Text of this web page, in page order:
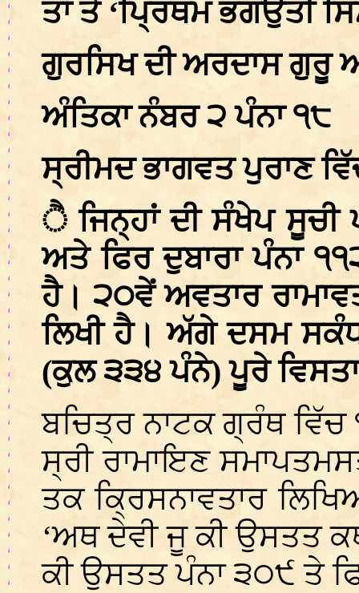
ਤਾਂ ਤੇ ‘ਪ੍ਰਿਥਮ ਭਗਉਤੀ
ਗੁਰਸਿਖ ਦੀ ਅਰਦਾਸ ਗੁਰੂ
ਅੰਤਿਕਾ ਨੰਬਰ ੨ ਪੰਨਾ ੧੮
ਸ੍ਰੀਮਦ ਭਾਗਵਤ ਪੁਰਾਣ
ਜਿਨ੍ਹਾਂ ਦੀ ਸੰਖੇਪ ਸੂਚੀ
ਅਤੇ ਫਿਰ ਦੁਬਾਰਾ ਪੰਨਾ
ਹੈ। ੨੦ਵੇਂ ਅਵਤਾਰ
ਲਿਖੀ ਹੈ। ਅੱਗੇ ਦਸਮ
(ਕੁਲ ੩੩੪ ਪੰਨੇ) ਪੂਰੇ
ਬਚਿਤ੍ਰ ਨਾਟਕ ਗ੍ਰੰਥ ਵਿੱਚ
ਸ੍ਰੀ ਰਾਮਾਇਣ
ਤਕ ਕ੍ਰਿਸਨਾਵਤਾਰ
‘ਅਥ ਦੇਵੀ ਜੂ ਕੀ ਉਸਤਤ
ਕੀ ਉਸਤਤ ਪੰਨਾ ੩੦੯ ਤੇ